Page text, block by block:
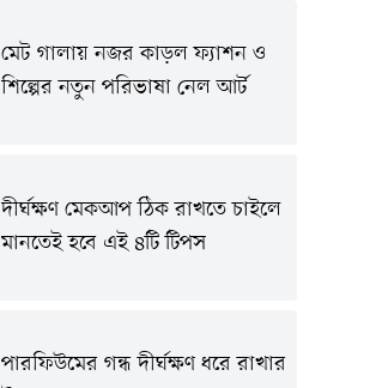
মেট গালায় নজর কাড়ল ফ্যাশন ও
শিল্পের নতুন পরিভাষা নেল আর্ট
দীর্ঘক্ষণ মেকআপ ঠিক রাখতে চাইলে
মানতেই হবে এই ৪টি টিপস
পারফিউমের গন্ধ দীর্ঘক্ষণ ধরে রাখার